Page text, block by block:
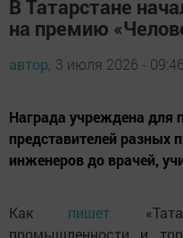
В Татарстане
на премию
автор, 3 июля 2026 - 09:46
Награда учреждена для
представителей разных
инженеров до врачей,
Как пишет